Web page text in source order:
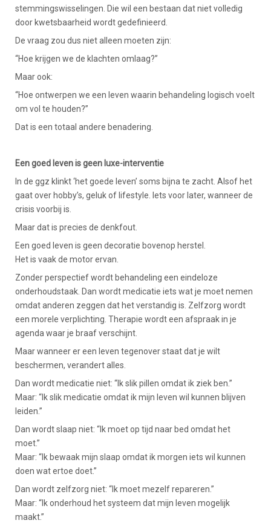
stemmingswisselingen. Die wil een bestaan dat niet volledig
door kwetsbaarheid wordt gedefinieerd.
De vraag zou dus niet alleen moeten zijn:
“Hoe krijgen we de klachten omlaag?”
Maar ook:
“Hoe ontwerpen we een leven waarin behandeling logisch voelt
om vol te houden?”
Dat is een totaal andere benadering.
Een goed leven is geen luxe-interventie
In de ggz klinkt ‘het goede leven’ soms bijna te zacht. Alsof het
gaat over hobby’s, geluk of lifestyle. Iets voor later, wanneer de
crisis voorbij is.
Maar dat is precies de denkfout.
Een goed leven is geen decoratie bovenop herstel.
Het is vaak de motor ervan.
Zonder perspectief wordt behandeling een eindeloze
onderhoudstaak. Dan wordt medicatie iets wat je moet nemen
omdat anderen zeggen dat het verstandig is. Zelfzorg wordt
een morele verplichting. Therapie wordt een afspraak in je
agenda waar je braaf verschijnt.
Maar wanneer er een leven tegenover staat dat je wilt
beschermen, verandert alles.
Dan wordt medicatie niet: “Ik slik pillen omdat ik ziek ben.”
Maar: “Ik slik medicatie omdat ik mijn leven wil kunnen blijven
leiden.”
Dan wordt slaap niet: “Ik moet op tijd naar bed omdat het
moet.”
Maar: “Ik bewaak mijn slaap omdat ik morgen iets wil kunnen
doen wat ertoe doet.”
Dan wordt zelfzorg niet: “Ik moet mezelf repareren.”
Maar: “Ik onderhoud het systeem dat mijn leven mogelijk
maakt.”